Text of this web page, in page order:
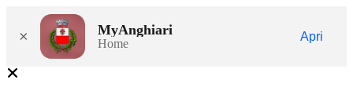
× MyAnghiari
Home
Apri